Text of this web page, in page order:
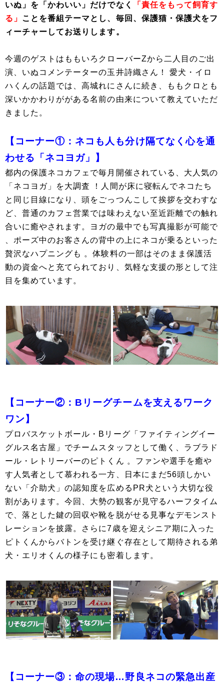
いぬ」を「かわいい」だけでなく
「責任をもって飼育す
る」
ことを番組テーマとし、毎回、保護猫・保護犬をフ
ィーチャーしてお送りします。
今週のゲストはももいろクローバーZから二人目のご出
演、いぬコメンテーターの玉井詩織さん！ 愛犬・イロ
ハくんの話題では、高城れにさんに続き、ももクロとも
深いかかわりががある名前の由来について教えていただ
きました。
【コーナー①：ネコも人も分け隔てなく心を通
わせる「ネコヨガ」】
都内の保護ネコカフェで毎月開催されている、大人気の
「ネコヨガ」を大調査 ！人間が床に寝転んでネコたち
と同じ目線になり、頭をごっつんこして挨拶を交わすな
ど、普通のカフェ営業では味わえない至近距離での触れ
合いに癒やされます。ヨガの最中でも写真撮影が可能で
、ポーズ中のお客さんの背中の上にネコが乗るといった
贅沢なハプニングも 。体験料の一部はそのまま保護活
動の資金へと充てられており、気軽な支援の形として注
目を集めています。
【コーナー②：Bリーグチームを支えるワーク
ワン】
プロバスケットボール・Bリーグ「ファイティングイー
グルス名古屋」でチームスタッフとして働く、ラブラド
ール・レトリーバーのピトくん 。ファンや選手を癒や
す人気者として慕われる一方、日本にまだ56頭しかい
ない「介助犬」の認知度を広めるPR犬という大切な役
割があります。今回、大勢の観客が見守るハーフタイム
で、落とした鍵の回収や靴を脱がせる見事なデモンスト
レーションを披露。さらに7歳を迎えシニア期に入った
ピトくんからバトンを受け継ぐ存在として期待される弟
犬・エリオくんの様子にも密着します。
【コーナー③：命の現場…野良ネコの緊急出産